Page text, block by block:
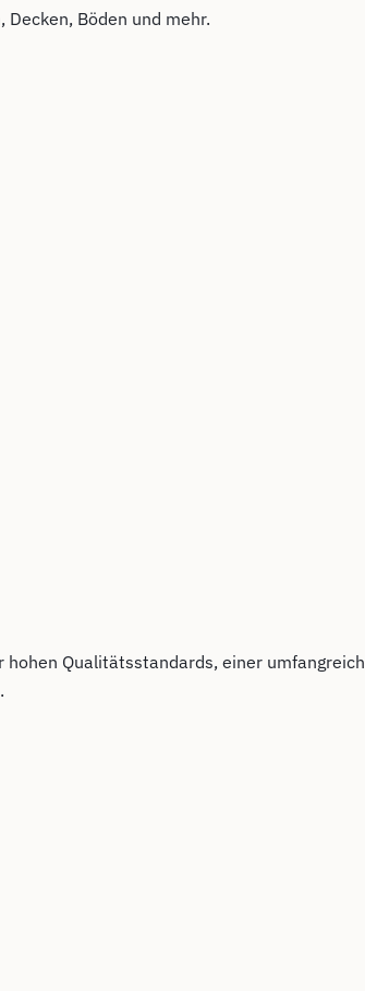
Decken, Böden und mehr.
hohen Qualitätsstandards, einer